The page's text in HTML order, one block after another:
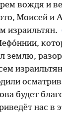
вождя и
Моисей и
израильтян.
землю,
будет
нас в